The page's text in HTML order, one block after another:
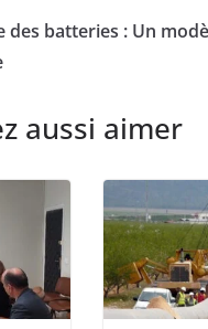
des batteries : Un
aussi aimer